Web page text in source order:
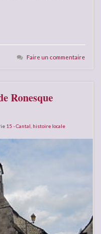
Faire un commentaire
Ronesque
15 - Cantal histoire locale